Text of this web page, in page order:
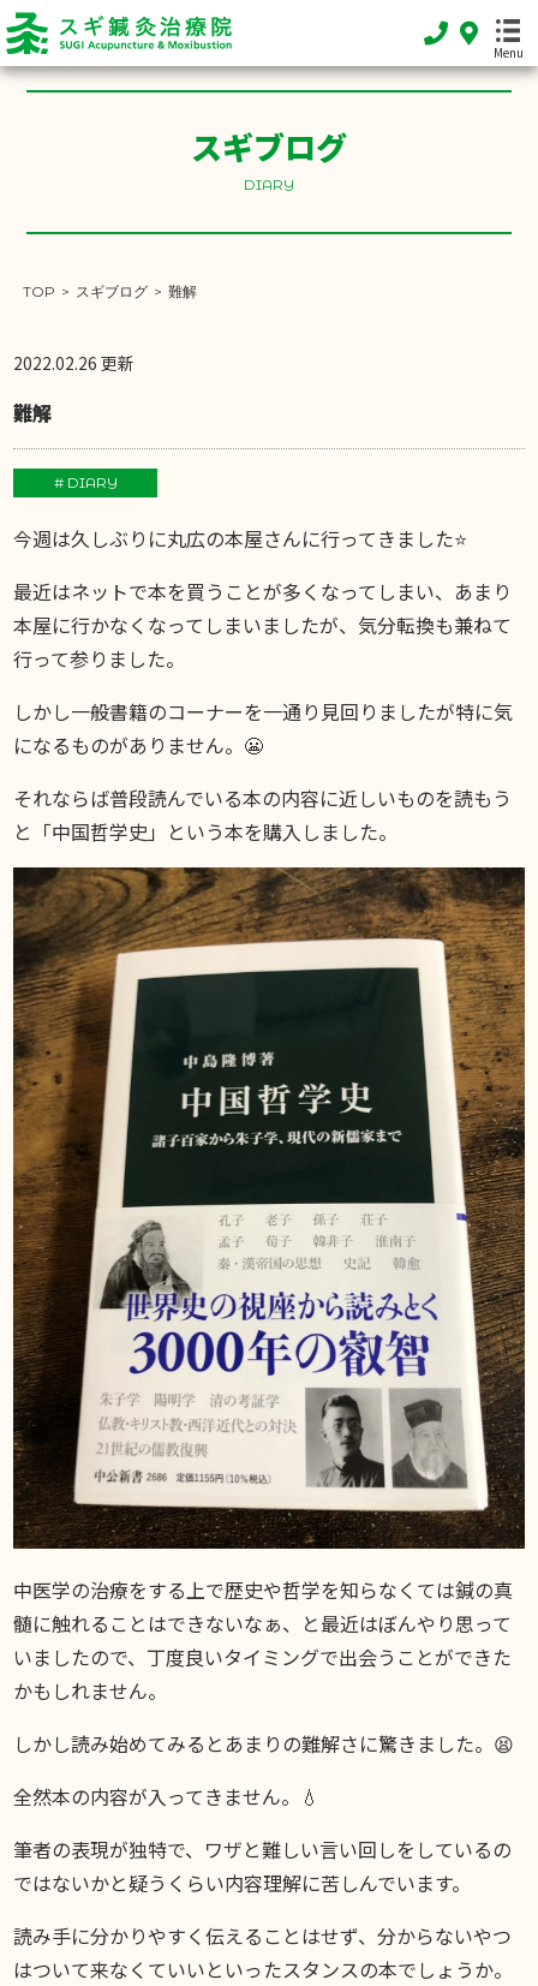
Menu
ホーム
HOME
FEATURE
DIARY
スギブログ
DIARY
TOP > スギブログ > 難解
2022.02.26 更新
難解
# DIARY
今週は久しぶりに丸広の本屋さんに行ってきました⭐️
最近はネットで本を買うことが多くなってしまい、あまり
本屋に行かなくなってしまいましたが、気分転換も兼ねて
行って参りました。
しかし一般書籍のコーナーを一通り見回りましたが特に気
になるものがありません。😬
それならば普段読んでいる本の内容に近しいものを読もう
と「中国哲学史」という本を購入しました。
中医学の治療をする上で歴史や哲学を知らなくては鍼の真
髄に触れることはできないなぁ、と最近はぼんやり思って
いましたので、丁度良いタイミングで出会うことができた
かもしれません。
しかし読み始めてみるとあまりの難解さに驚きました。😫
全然本の内容が入ってきません。💧
筆者の表現が独特で、ワザと難しい言い回しをしているの
ではないかと疑うくらい内容理解に苦しんでいます。
読み手に分かりやすく伝えることはせず、分からないやつ
はついて来なくていいといったスタンスの本でしょうか。